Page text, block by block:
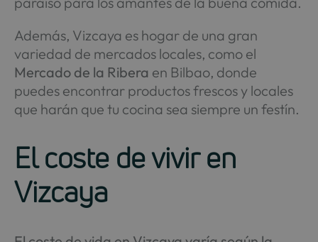
Además, Vizcaya es hogar de una gran
variedad de mercados locales, como el
Mercado de la Ribera en Bilbao, donde
puedes encontrar productos frescos y locales
que harán que tu cocina sea siempre un festín.
El coste de vivir en
Vizcaya